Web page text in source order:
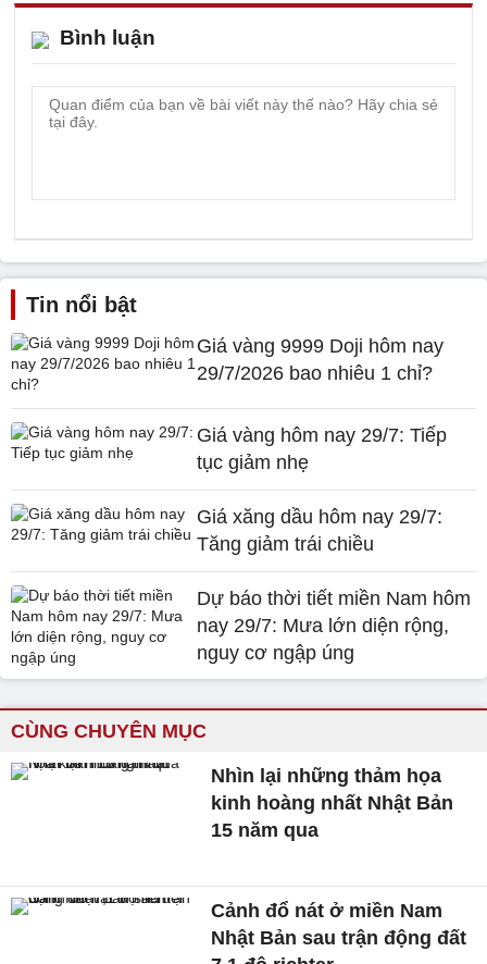
Bình luận
Tin nổi bật
Giá vàng 9999 Doji hôm nay
29/7/2026 bao nhiêu 1 chỉ?
Giá vàng hôm nay 29/7: Tiếp
tục giảm nhẹ
Giá xăng dầu hôm nay 29/7:
Tăng giảm trái chiều
Dự báo thời tiết miền Nam hôm
nay 29/7: Mưa lớn diện rộng,
nguy cơ ngập úng
CÙNG CHUYÊN MỤC
Nhìn lại những thảm họa
kinh hoàng nhất Nhật Bản
15 năm qua
Cảnh đổ nát ở miền Nam
Nhật Bản sau trận động đất